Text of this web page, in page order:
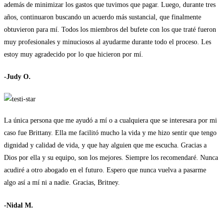
además de minimizar los gastos que tuvimos que pagar. Luego, durante tres
años, continuaron buscando un acuerdo más sustancial, que finalmente
obtuvieron para mí. Todos los miembros del bufete con los que traté fueron
muy profesionales y minuciosos al ayudarme durante todo el proceso. Les
estoy muy agradecido por lo que hicieron por mí.
-Judy O.
La única persona que me ayudó a mí o a cualquiera que se interesara por mi
caso fue Brittany. Ella me facilitó mucho la vida y me hizo sentir que tengo
dignidad y calidad de vida, y que hay alguien que me escucha. Gracias a
Dios por ella y su equipo, son los mejores. Siempre los recomendaré. Nunca
acudiré a otro abogado en el futuro. Espero que nunca vuelva a pasarme
algo así a mí ni a nadie. Gracias, Britney.
-Nidal M.